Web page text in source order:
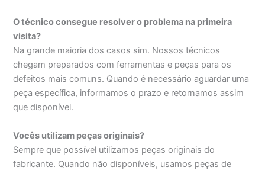
O técnico consegue resolver o problema na primeira
visita?
Na grande maioria dos casos sim. Nossos técnicos
chegam preparados com ferramentas e peças para os
defeitos mais comuns. Quando é necessário aguardar uma
peça específica, informamos o prazo e retornamos assim
que disponível.
Vocês utilizam peças originais?
Sempre que possível utilizamos peças originais do
fabricante. Quando não disponíveis, usamos peças de